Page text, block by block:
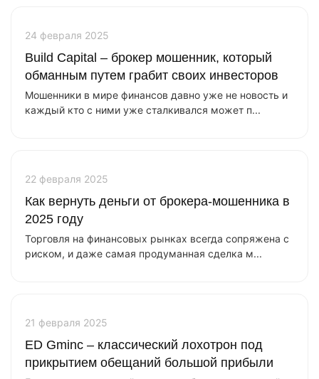
24 февраля 2025
Build Capital – брокер мошенник, который
обманным путем грабит своих инвесторов
Мошенники в мире финансов давно уже не новость и
каждый кто с ними уже сталкивался может п...
22 февраля 2025
Как вернуть деньги от брокера-мошенника в
2025 году
Торговля на финансовых рынках всегда сопряжена с
риском, и даже самая продуманная сделка м...
21 февраля 2025
ED Gminc – классический лохотрон под
прикрытием обещаний большой прибыли